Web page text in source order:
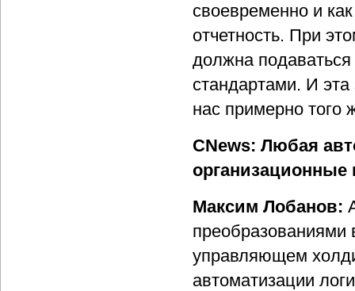
своевременно и
отчетность. При
должна
стандартами. И эта
нас примерно того
CNews: Любая
организационные
Максим Лобанов:
преобразованиями
управляющем
автоматизации